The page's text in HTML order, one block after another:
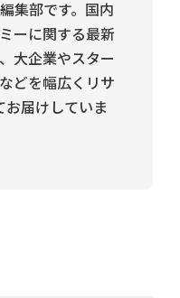
集部です。国内
ーに関する最新
大企業やスター
どを幅広くリサ
お届けしていま